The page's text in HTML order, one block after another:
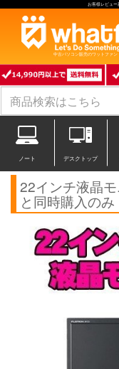
お客様レビュ
中古パソコン販売のワットファン
ノート デスクトップ
22インチ液晶
と同時購入のみ